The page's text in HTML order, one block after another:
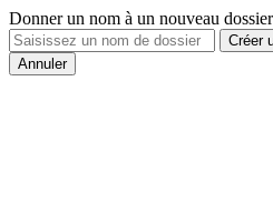
Donner un nom à un nouveau
Créer
Annuler